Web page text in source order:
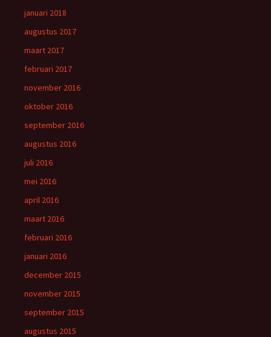
januari 2018
augustus 2017
maart 2017
februari 2017
november 2016
oktober 2016
september 2016
augustus 2016
juli 2016
mei 2016
april 2016
maart 2016
februari 2016
januari 2016
december 2015
november 2015
september 2015
augustus 2015